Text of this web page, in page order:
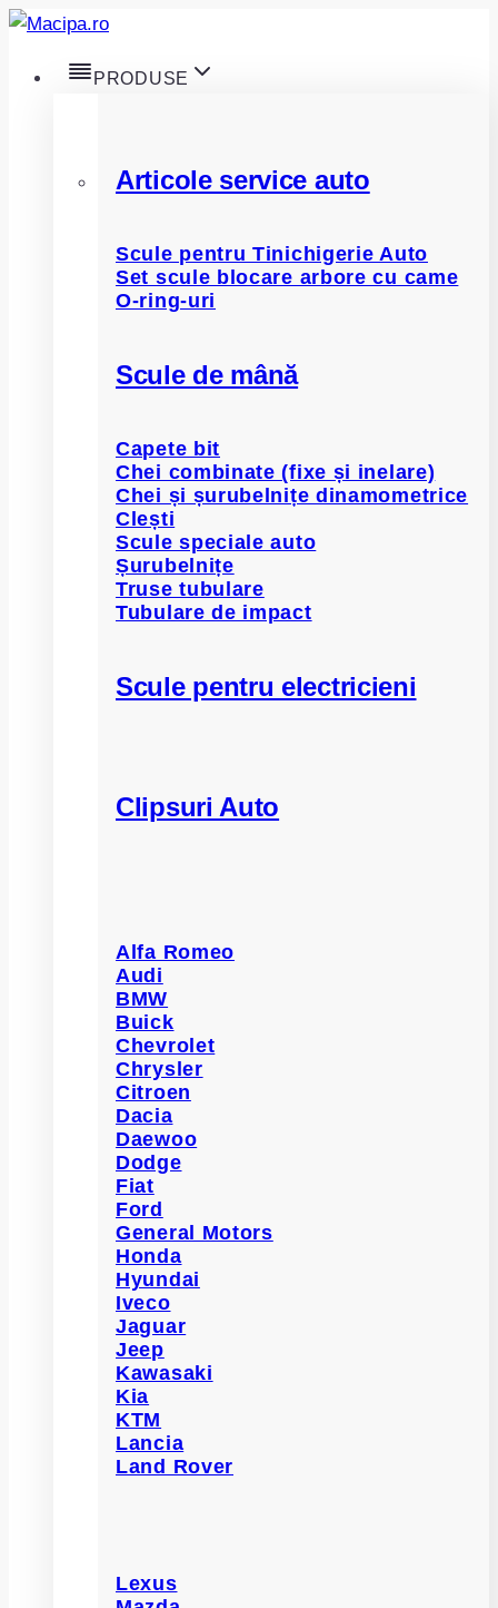
Skip
content
PRODUSE
Articole service auto
Scule pentru Tinichigerie Auto
Set scule blocare arbore cu came
O-ring-uri
Scule de mână
Capete bit
Chei combinate (fixe și inelare)
Chei și șurubelnițe dinamometrice
Clești
Scule speciale auto
Șurubelnițe
Truse tubulare
Tubulare de impact
Scule pentru electricieni
Clipsuri Auto
Alfa Romeo
Audi
BMW
Buick
Chevrolet
Chrysler
Citroen
Dacia
Daewoo
Dodge
Fiat
Ford
General Motors
Honda
Hyundai
Iveco
Jaguar
Jeep
Kawasaki
Kia
KTM
Lancia
Land Rover
Lexus